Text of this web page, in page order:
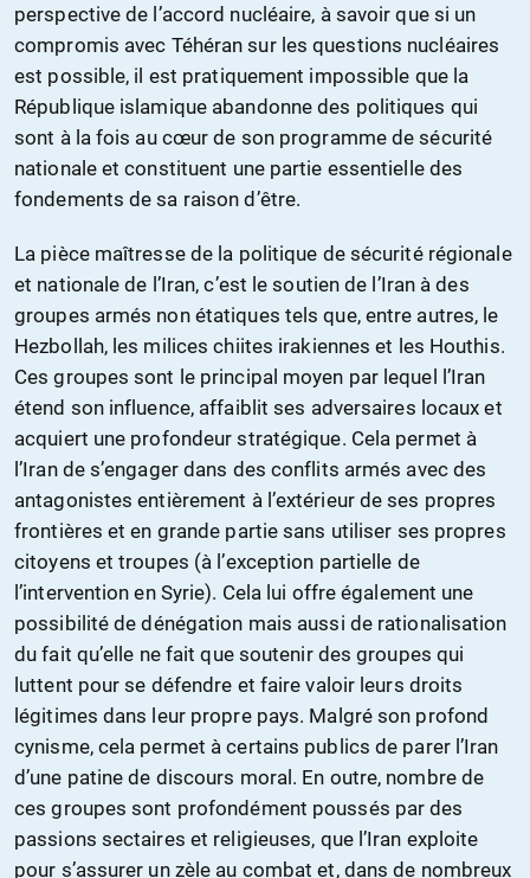
perspective de l’accord nucléaire, à savoir que si un
compromis avec Téhéran sur les questions nucléaires
est possible, il est pratiquement impossible que la
République islamique abandonne des politiques qui
sont à la fois au cœur de son programme de sécurité
nationale et constituent une partie essentielle des
fondements de sa raison d’être.
La pièce maîtresse de la politique de sécurité régionale
et nationale de l’Iran, c’est le soutien de l’Iran à des
groupes armés non étatiques tels que, entre autres, le
Hezbollah, les milices chiites irakiennes et les Houthis.
Ces groupes sont le principal moyen par lequel l’Iran
étend son influence, affaiblit ses adversaires locaux et
acquiert une profondeur stratégique. Cela permet à
l’Iran de s’engager dans des conflits armés avec des
antagonistes entièrement à l’extérieur de ses propres
frontières et en grande partie sans utiliser ses propres
citoyens et troupes (à l’exception partielle de
l’intervention en Syrie). Cela lui offre également une
possibilité de dénégation mais aussi de rationalisation
du fait qu’elle ne fait que soutenir des groupes qui
luttent pour se défendre et faire valoir leurs droits
légitimes dans leur propre pays. Malgré son profond
cynisme, cela permet à certains publics de parer l’Iran
d’une patine de discours moral. En outre, nombre de
ces groupes sont profondément poussés par des
passions sectaires et religieuses, que l’Iran exploite
pour s’assurer un zèle au combat et, dans de nombreux